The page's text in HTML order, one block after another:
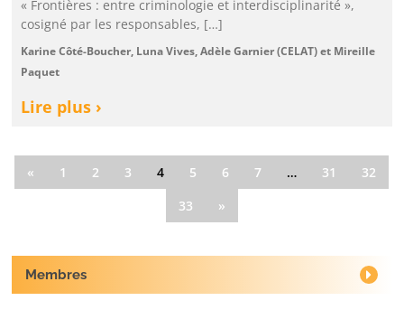
« Frontières : entre criminologie et interdisciplinarité »,
cosigné par les responsables, […]
Karine Côté-Boucher, Luna Vives, Adèle Garnier (CELAT) et Mireille
Paquet
Lire plus ›
« 1 2 3 4 5 6 7 … 31
32
33
»
Membres